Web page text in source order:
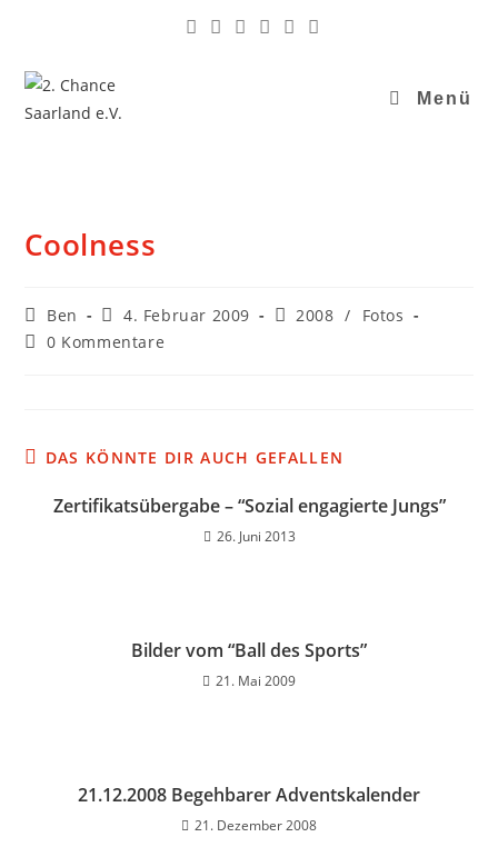
Menü
Coolness
Ben 4. Februar 2009 2008 /
Fotos
0 Kommentare
DAS KÖNNTE DIR AUCH GEFALLEN
Zertifikatsübergabe – “Sozial engagierte Jungs”
26. Juni 2013
Bilder vom “Ball des Sports”
21. Mai 2009
21.12.2008 Begehbarer Adventskalender
21. Dezember 2008